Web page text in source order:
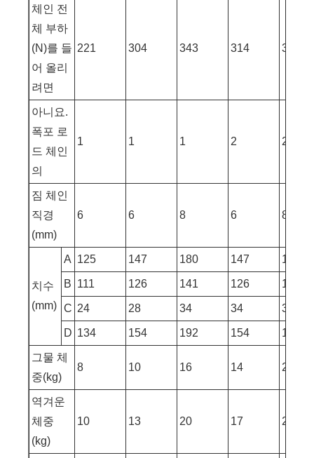
체인 전
체 부하
(N)를 들
어 올리
려면
221 304 343 314 343
아니요.
폭포 로
드 체인
의
1 1 1 2 2
짐 체인
직경
(mm)
6 6 8 6 8
치수
(mm)
A 125 147 180 147 183
B 111 126 141 126 141
C 24 28 34 34 38
D 134 154 192 154 192
그물 체
중(kg)
8 10 16 14 24
역겨운
체중
(kg)
10 13 20 17 28